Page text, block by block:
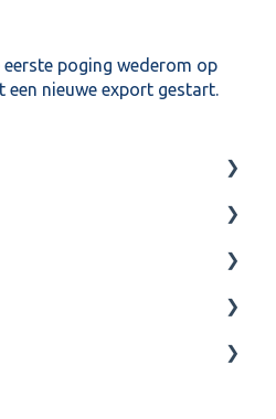
poging wederom op
nieuwe export gestart.